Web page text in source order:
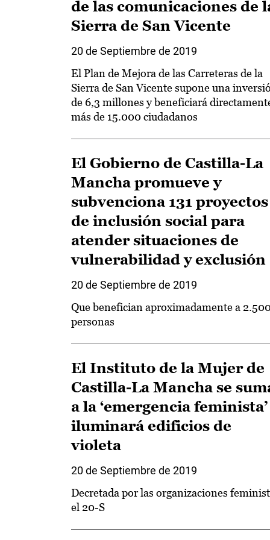
de las comunicaciones de
Sierra de San Vicente
20 de Septiembre de 2019
El Plan de Mejora de las Carreteras de la
Sierra de San Vicente supone una
de 6,3 millones y beneficiará
más de 15.000 ciudadanos
El Gobierno de Castilla-La
Mancha promueve y
subvenciona 131 proyectos
de inclusión social para
atender situaciones de
vulnerabilidad y exclusión
20 de Septiembre de 2019
Que benefician aproximadamente a
personas
El Instituto de la Mujer de
Castilla-La Mancha se
a la ‘emergencia feminista’
iluminará edificios de
violeta
20 de Septiembre de 2019
Decretada por las organizaciones
el 20-S